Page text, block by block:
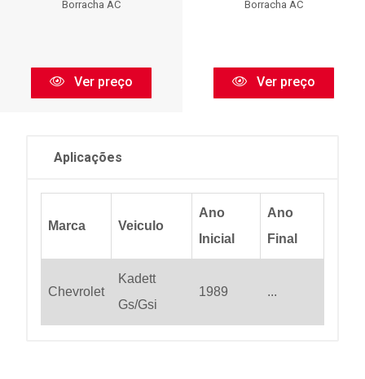
Borracha AC
Ver preço
Borracha AC
Ver preço
Aplicações
Marca Veiculo
Ano
Inicial
Ano
Final
Chevrolet
Kadett
Gs/Gsi
1989 ...